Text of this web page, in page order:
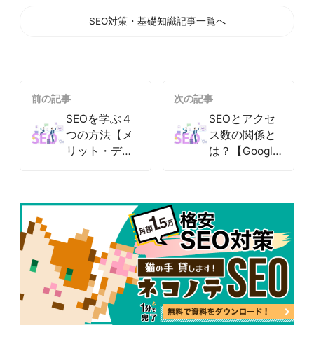
SEO対策・基礎知識記事一覧へ
前の記事
SEOを学ぶ４
つの方法【メ
リット・デメ
次の記事
SEOとアクセ
ス数の関係と
は？【Google